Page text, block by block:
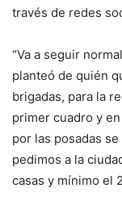
través de redes
“Va a seguir
planteó de quién
brigadas, para la
primer cuadro y
por las posadas
pedimos a la
casas y mínimo el